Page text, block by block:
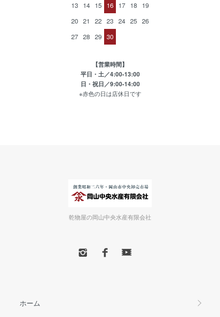
13 14 15 16 17 18 19
20 21 22 23 24 25 26
27 28 29 30
【営業時間】
平日・土／4:00-13:00
日・祝日／9:00-14:00
※赤色の日は店休日です
乾物屋の岡山中央水産有限会社
ホーム